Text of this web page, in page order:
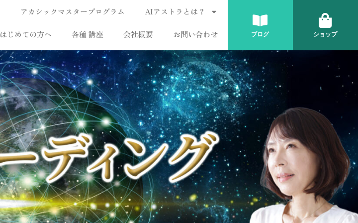
アカシックマスタープログラム AIアストラとは？
はじめての方へ 各種 講座 会社概要 お問い合わせ ブログ ショップ